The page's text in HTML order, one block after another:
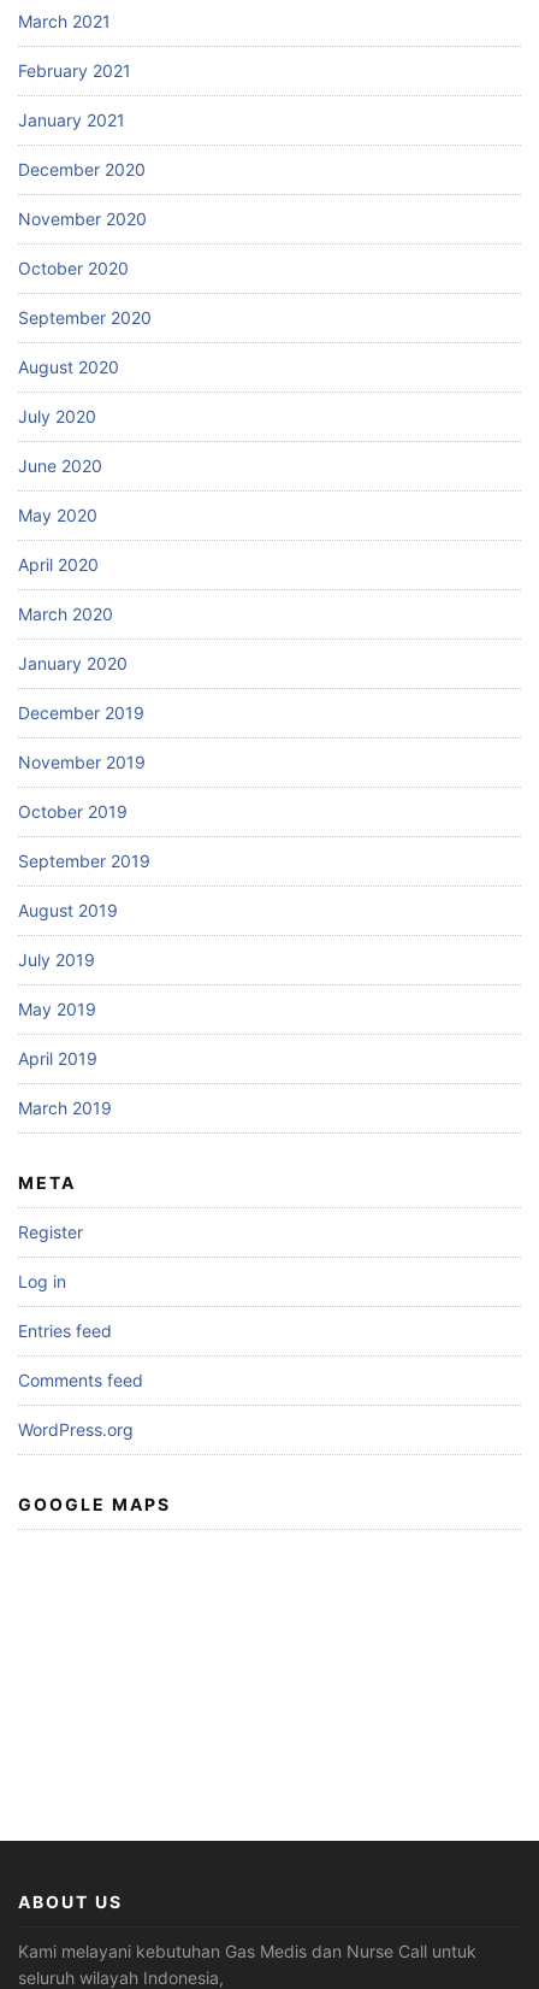
March 2021
February 2021
January 2021
December 2020
November 2020
October 2020
September 2020
August 2020
July 2020
June 2020
May 2020
April 2020
March 2020
January 2020
December 2019
November 2019
October 2019
September 2019
August 2019
July 2019
May 2019
April 2019
March 2019
META
Register
Log in
Entries feed
Comments feed
WordPress.org
GOOGLE MAPS
ABOUT US
Kami melayani kebutuhan Gas Medis dan Nurse Call untuk
seluruh wilayah Indonesia,